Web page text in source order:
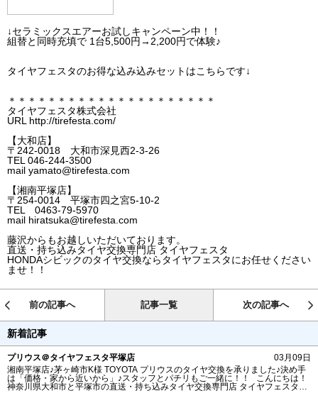
↓セラミックスエアーお試しキャンペーン中！！
組替と同時充填で 1台5,500円→2,200円で体験♪
タイヤフェスタのお得な込み込みセットはこちらです↓
＊＊＊＊＊＊＊＊＊＊＊＊＊＊＊＊＊＊＊＊＊
タイヤフェスタ株式会社
URL http://tirefesta.com/
【大和店】
〒242-0018 大和市深見西2-3-26
TEL 046-244-3500
mail yamato@tirefesta.com
【湘南平塚店】
〒254-0014 平塚市四之宮5-10-2
TEL 0463-79-5970
mail hiratsuka@tirefesta.com
藤沢からもお越しいただいております。
直送・持ち込みタイヤ交換専門店 タイヤフェスタ
HONDAシビックのタイヤ交換ならタイヤフェスタにお任せください
ませ！！
前の記事へ 記事一覧 次の記事へ
新着記事
プリウス＠タイヤフェスタ平塚店
03月09日
湘南平塚店♪茅ヶ崎市K様 TOYOTA プリウスのタイヤ交換を承りました♪決め手
は「価格・家から近いから」♪スタッフとパチリもご一緒に！！ こんにちは！
神奈川県大和市と平塚市の直送・‪‎持ち込みタイヤ交換専門店‬ タイヤフェスタピ